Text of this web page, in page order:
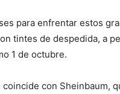
para enfrentar estos
tintes de despedida, a
1 de octubre.
con Sheinbaum,